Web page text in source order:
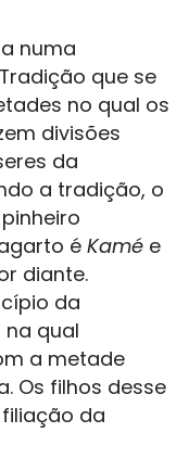
numa
que se
no qual os
divisões
da
a tradição, o
éKamé e
diante.
da
qual
a metade
Os filhos desse
da